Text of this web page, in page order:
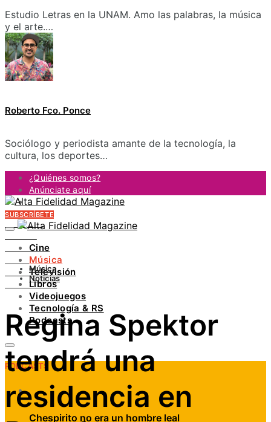
Estudio Letras en la UNAM. Amo las palabras, la música
y el arte.…
Roberto Fco. Ponce
Sociólogo y periodista amante de la tecnología, la
cultura, los deportes…
¿Quiénes somos?
Anúnciate aquí
Contacto
FACEBOOK
INSTAGRAM
PINTEREST
YOUTUBE
LINKEDIN
SUBSCRÍBETE
Cine
Música
Televisión
Libros
Videojuegos
Tecnología & RS
Podcasts
PODCASTS
Chespirito no era un hombre leal
Música
Noticias
Regina Spektor
tendrá una
residencia en